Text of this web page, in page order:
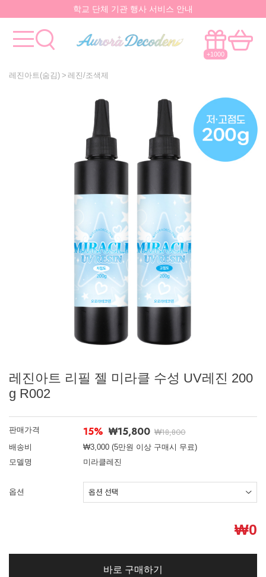
요즘 대박 핫한 아이템은 멀까나?
+1000
레진아트(숨김) 레진/조색제
레진아트 리필 젤 미라클 수성 UV레진 200
g R002
판매가격 15% ₩15,800 ₩18,800
배송비
₩3,000 (5만원 이상 구매시 무료)
모델명
미라클레진
옵션
₩0
바로 구매하기